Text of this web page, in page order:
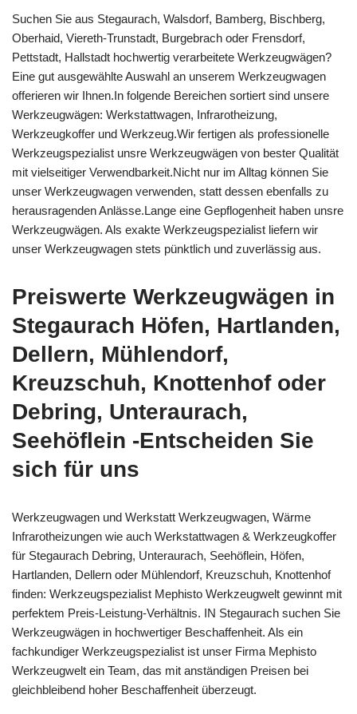
Suchen Sie aus Stegaurach, Walsdorf, Bamberg, Bischberg,
Oberhaid, Viereth-Trunstadt, Burgebrach oder Frensdorf,
Pettstadt, Hallstadt hochwertig verarbeitete Werkzeugwägen?
Eine gut ausgewählte Auswahl an unserem Werkzeugwagen
offerieren wir Ihnen.In folgende Bereichen sortiert sind unsere
Werkzeugwägen: Werkstattwagen, Infrarotheizung,
Werkzeugkoffer und Werkzeug.Wir fertigen als professionelle
Werkzeugspezialist unsre Werkzeugwägen von bester Qualität
mit vielseitiger Verwendbarkeit.Nicht nur im Alltag können Sie
unser Werkzeugwagen verwenden, statt dessen ebenfalls zu
herausragenden Anlässe.Lange eine Gepflogenheit haben unsre
Werkzeugwägen. Als exakte Werkzeugspezialist liefern wir
unser Werkzeugwagen stets pünktlich und zuverlässig aus.
Preiswerte Werkzeugwägen in
Stegaurach Höfen, Hartlanden,
Dellern, Mühlendorf,
Kreuzschuh, Knottenhof oder
Debring, Unteraurach,
Seehöflein -Entscheiden Sie
sich für uns
Werkzeugwagen und Werkstatt Werkzeugwagen, Wärme
Infrarotheizungen wie auch Werkstattwagen & Werkzeugkoffer
für Stegaurach Debring, Unteraurach, Seehöflein, Höfen,
Hartlanden, Dellern oder Mühlendorf, Kreuzschuh, Knottenhof
finden: Werkzeugspezialist Mephisto Werkzeugwelt gewinnt mit
perfektem Preis-Leistung-Verhältnis. IN Stegaurach suchen Sie
Werkzeugwägen in hochwertiger Beschaffenheit. Als ein
fachkundiger Werkzeugspezialist ist unser Firma Mephisto
Werkzeugwelt ein Team, das mit anständigen Preisen bei
gleichbleibend hoher Beschaffenheit überzeugt.